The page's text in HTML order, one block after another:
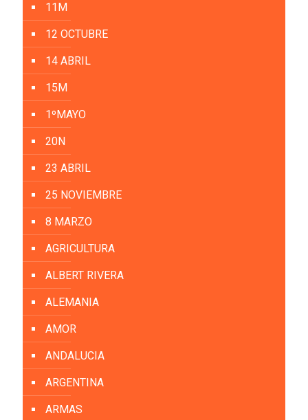
11M
12 OCTUBRE
14 ABRIL
15M
1ºMAYO
20N
23 ABRIL
25 NOVIEMBRE
8 MARZO
AGRICULTURA
ALBERT RIVERA
ALEMANIA
AMOR
ANDALUCIA
ARGENTINA
ARMAS